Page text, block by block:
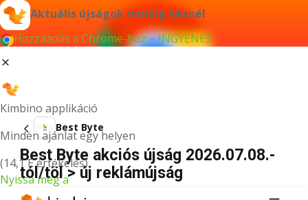
Aktuális újságok mindig kéznél
Hozzáadás a Chrome-hoz – INGYENES
Kimbino applikáció
Minden ajánlat egy helyen
(14,1 E értékelés)
Nyissa meg a
Best Byte
Best Byte akciós újság 2026.07.08.-
tól/töl > új reklámújság